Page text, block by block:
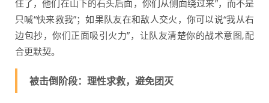
住了，他们在山下的石头后面，你们从侧面绕过来”，而不是
只喊“快来救我”；如果队友在和敌人交火，你可以说“我从右
边包抄，你们正面吸引火力”，让队友清楚你的战术意图,配
合更默契。
被击倒阶段：理性求救，避免团灭